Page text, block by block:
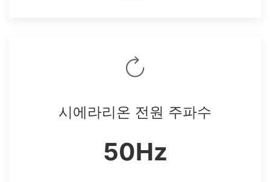
시에라리온 전원 주파수
50Hz